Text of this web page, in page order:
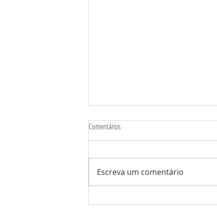
O poder dos rituais...
Comentários
Escreva um comentário